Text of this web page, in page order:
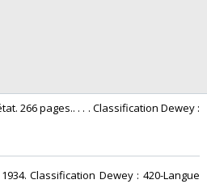
266 pages.. . . . Classification Dewey :
Classification Dewey : 420-Langue